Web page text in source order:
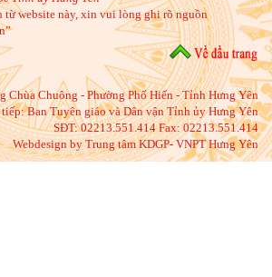
website này, xin vui lòng ghi rõ nguồn
Chùa Chuông - Phường Phố Hiến - Tỉnh Hưng Yên
Ban Tuyên giáo và Dân vận Tỉnh ủy Hưng Yên
SĐT: 02213.551.414 Fax: 02213.551.414
Webdesign by Trung tâm KDGP- VNPT Hưng Yên